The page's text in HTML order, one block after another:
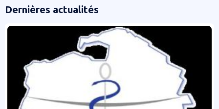
Dernières actualités